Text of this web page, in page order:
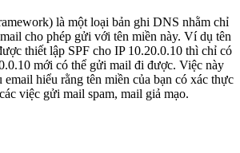
là một loại bản ghi DNS nhằm chỉ
cho phép gửi với tên miền này. Ví dụ tên
thiết lập SPF cho IP 10.20.0.10 thì chỉ có
mới có thể gửi mail đi được. Việc này
hiểu rằng tên miền của bạn có xác thực
việc gửi mail spam, mail giả mạo.